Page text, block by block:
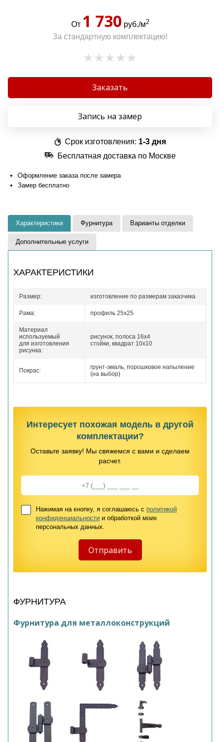
От 1 730 руб./м2
За стандартную комплектацию!
Заказать
Запись на замер
Срок изготовления: 1-3 дня
Бесплатная доставка по Москве
Оформление заказа после замера
Замер бесплатно
Характеристики Фурнитура Варианты отделки
Дополнительные услуги
ХАРАКТЕРИСТИКИ
Размер: изготовление по размерам заказчика
Рама: профиль 25х25
Материал
используемый
для изготовления
рисунка:
рисунок, полоса 16х4
стойки, квадрат 10х10
Покрас:
грунт-эмаль, порошковое напыление
(на выбор)
Интересует похожая модель в другой
комплектации?
Оставьте заявку! Мы свяжемся с вами и сделаем
расчет.
Нажимая на кнопку, я соглашаюсь с политикой
конфиденциальности и обработкой моих
персональных данных.
ФУРНИТУРА
Фурнитура для металлоконструкций